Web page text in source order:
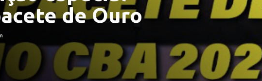
de Ouro